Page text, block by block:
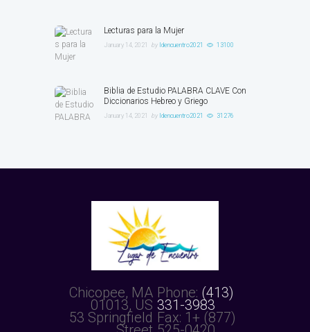
Lecturas para la Mujer
January 14, 2021 by ldencuentro2021 13100
Biblia de Estudio PALABRA CLAVE Con
Diccionarios Hebreo y Griego
January 14, 2021 by ldencuentro2021 31276
Phone: (413)
331-3983
Fax: 1+ (877)
Chicopee, MA
01013, US
53 Springfield